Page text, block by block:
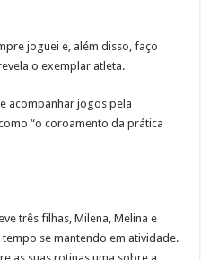
joguei e, além disso, faço
o exemplar atleta.
acompanhar jogos pela
“o coroamento da prática
três filhas, Milena, Melina e
se mantendo em atividade.